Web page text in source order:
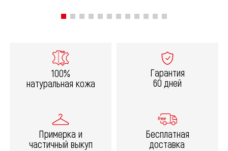
100%
натуральная кожа
Гарантия
60 дней
Примерка и
частичный выкуп
Бесплатная
доставка